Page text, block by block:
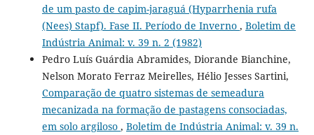
de um pasto de capim-jaraguá (Hyparrhenia rufa
(Nees) Stapf). Fase II. Período de Inverno , Boletim de
Indústria Animal: v. 39 n. 2 (1982)
Pedro Luís Guárdia Abramides, Diorande Bianchine,
Nelson Morato Ferraz Meirelles, Hélio Jesses Sartini,
Comparação de quatro sistemas de semeadura
mecanizada na formação de pastagens consociadas,
em solo argiloso , Boletim de Indústria Animal: v. 39 n.